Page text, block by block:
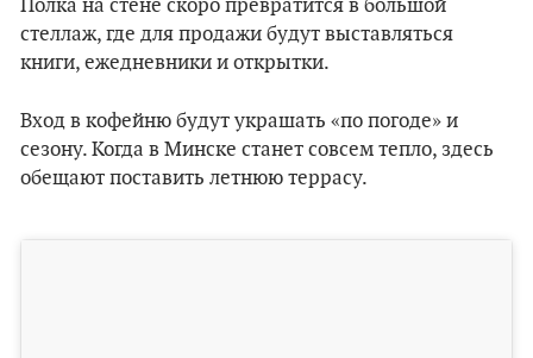
Полка на стене скоро превратится в большой
стеллаж, где для продажи будут выставляться
книги, ежедневники и открытки.
Вход в кофейню будут украшать «по погоде» и
сезону. Когда в Минске станет совсем тепло, здесь
обещают поставить летнюю террасу.